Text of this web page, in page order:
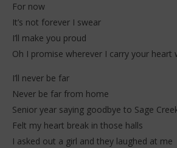
For now
It’s not forever I swear
I’ll make you proud
Oh I promise wherever I carry your heart
I’ll never be far
Never be far from home
Senior year saying goodbye to Sage
Felt my heart break in those halls
I asked out a girl and they laughed at me